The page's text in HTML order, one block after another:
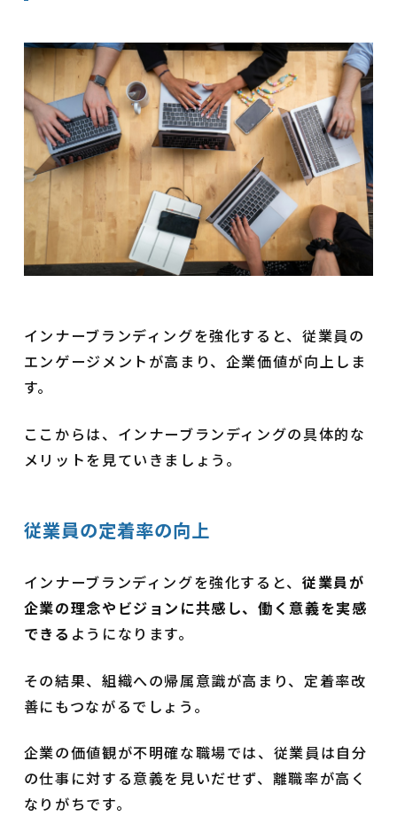
インナーブランディングを強化すると、従業員の
エンゲージメントが高まり、企業価値が向上しま
す。
ここからは、インナーブランディングの具体的な
メリットを見ていきましょう。
従業員の定着率の向上
インナーブランディングを強化すると、 従業員が
企業の理念やビジョンに共感し、働く意義を実感
できる ようになります。
その結果、組織への帰属意識が高まり、定着率改
善にもつながるでしょう。
企業の価値観が不明確な職場では、従業員は自分
の仕事に対する意義を見いだせず、離職率が高く
なりがちです。